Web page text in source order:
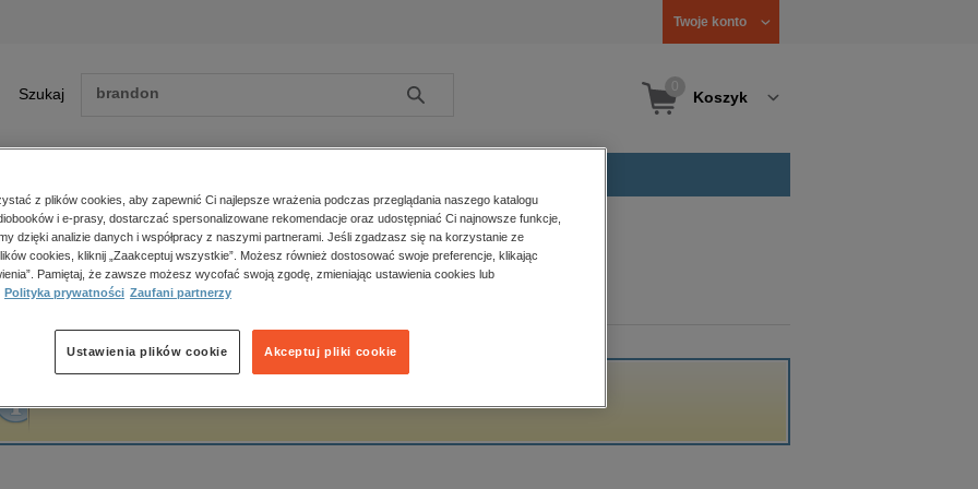
Twoje konto
Szukaj Szukaj Koszyk
Zobacz wszystkie E-prasa
polityka, społeczno-informacyjne
psychologiczne
popularno-naukowe
historia
główna Lissner Studio
Studio
z plików cookies, aby zapewnić Ci najlepsze wrażenia podczas przeglądania naszego katalogu
i e-prasy, dostarczać spersonalizowane rekomendacje oraz udostępniać Ci najnowsze funkcje,
dzięki analizie danych i współpracy z naszymi partnerami. Jeśli zgadzasz się na korzystanie ze
cookies, kliknij „Zaakceptuj wszystkie”. Możesz również dostosować swoje preferencje, klikając
Pamiętaj, że zawsze możesz wycofać swoją zgodę, zmieniając ustawienia cookies lub
Polityka prywatności Zaufani partnerzy
Akceptuj pliki cookie
Ustawienia plików cookie